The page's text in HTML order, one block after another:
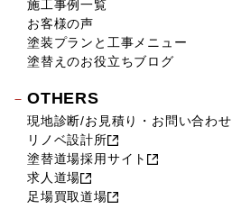
施工事例一覧
お客様の声
塗装プランと工事メニュー
塗替えのお役立ちブログ
OTHERS
現地診断/お見積り・お問い合わせ
リノベ設計所
塗替道場採用サイト
求人道場
足場買取道場